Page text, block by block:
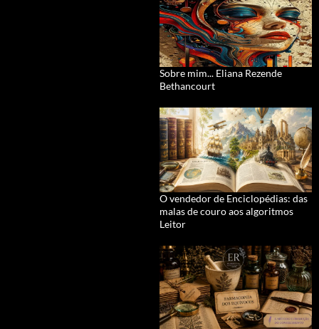
Sobre mim... Eliana Rezende
Bethancourt
O vendedor de Enciclopédias: das
malas de couro aos algoritmos
Leitor